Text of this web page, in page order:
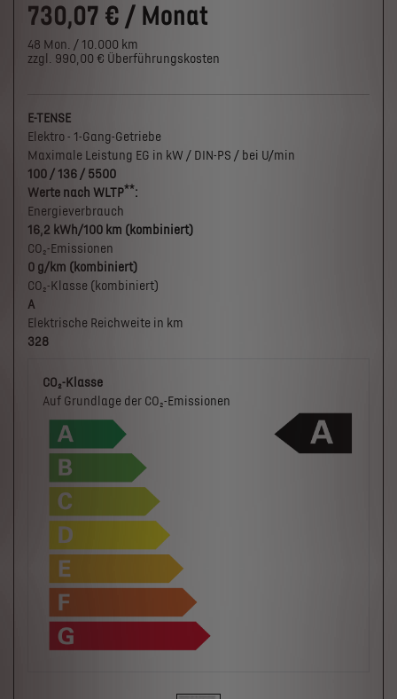
730,07 € / Monat
48 Mon. / 10.000 km
zzgl. 990,00 € Überführungskosten
E-TENSE
Elektro - 1-Gang-Getriebe
Maximale Leistung EG in kW / DIN-PS / bei U/min
100 / 136 / 5500
Werte nach WLTP**:
Energieverbrauch
16,2 kWh/100 km (kombiniert)
CO₂-Emissionen
0 g/km (kombiniert)
CO₂-Klasse (kombiniert)
A
Elektrische Reichweite in km
328
CO₂-Klasse
Auf Grundlage der CO₂-Emissionen